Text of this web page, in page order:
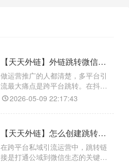
【天天外链】外链跳转微信怎么生成？合规稳定一键直达
做运营推广的人都清楚，多平台引
流最大痛点是跨平台跳转。在抖
音、头条、微博曝光流量后，想引
平台规则限制外部链接，只能让用
户流失和流量浪费。天天外链是专
业私域引流工具，能生成合规跳转
链接，用户点击可一键跳转微信
2026-05-09 22:17:43
【天天外链】怎么创建跳转链接？一键跳转链接的生成方法是什么？
在跨平台私域引流运营中，跳转链
接是打通公域到微信生态的关键载